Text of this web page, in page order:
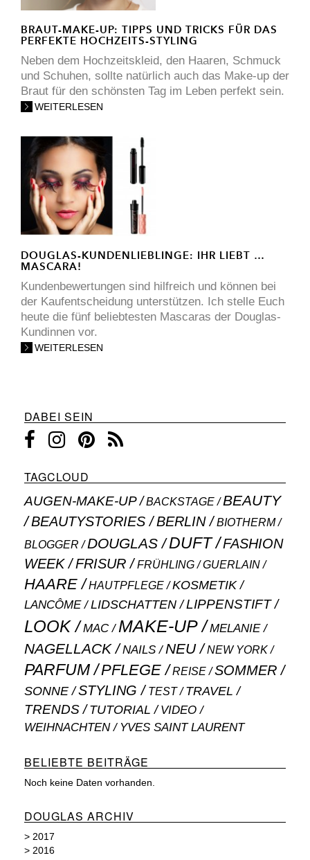
BRAUT-MAKE-UP: TIPPS UND TRICKS FÜR DAS
PERFEKTE HOCHZEITS-STYLING
Neben dem Hochzeitskleid, den Haaren, Schmuck
und Schuhen, sollte natürlich auch das Make-up der
Braut für den schönsten Tag im Leben perfekt sein.
WEITERLESEN
DOUGLAS-KUNDENLIEBLINGE: IHR LIEBT …
MASCARA!
Kundenbewertungen sind hilfreich und können bei
der Kaufentscheidung unterstützen. Ich stelle Euch
heute die fünf beliebtesten Mascaras der Douglas-
Kundinnen vor.
WEITERLESEN
DABEI SEIN
TAGCLOUD
AUGEN-MAKE-UP BACKSTAGE BEAUTY
BEAUTYSTORIES BERLIN
BIOTHERM
BLOGGER
DOUGLAS DUFT
FASHION
WEEK
FRISUR FRÜHLING GUERLAIN
HAARE HAUTPFLEGE
KOSMETIK
LANCÔME
LIDSCHATTEN LIPPENSTIFT
LOOK MAC MAKE-UP MELANIE
NAGELLACK NAILS NEU NEW YORK
PARFUM PFLEGE REISE SOMMER
SONNE STYLING TEST TRAVEL
TRENDS TUTORIAL VIDEO
WEIHNACHTEN YVES SAINT LAURENT
BELIEBTE BEITRÄGE
Noch keine Daten vorhanden.
DOUGLAS ARCHIV
> 2017
> 2016